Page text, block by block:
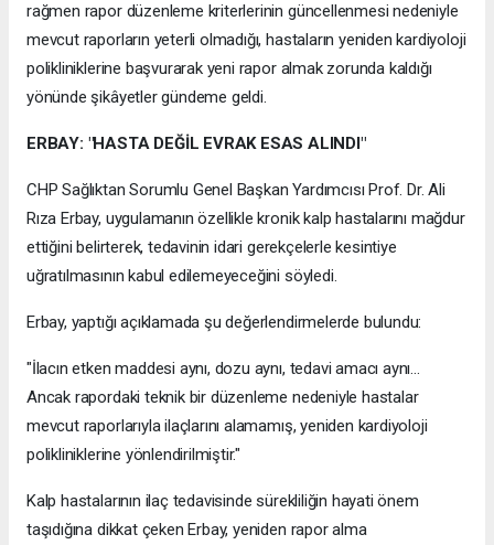
rağmen rapor düzenleme kriterlerinin güncellenmesi nedeniyle
mevcut raporların yeterli olmadığı, hastaların yeniden kardiyoloji
polikliniklerine başvurarak yeni rapor almak zorunda kaldığı
yönünde şikâyetler gündeme geldi.
ERBAY: "HASTA DEĞİL EVRAK ESAS ALINDI"
CHP Sağlıktan Sorumlu Genel Başkan Yardımcısı Prof. Dr. Ali
Rıza Erbay, uygulamanın özellikle kronik kalp hastalarını mağdur
ettiğini belirterek, tedavinin idari gerekçelerle kesintiye
uğratılmasının kabul edilemeyeceğini söyledi.
Erbay, yaptığı açıklamada şu değerlendirmelerde bulundu:
"İlacın etken maddesi aynı, dozu aynı, tedavi amacı aynı...
Ancak rapordaki teknik bir düzenleme nedeniyle hastalar
mevcut raporlarıyla ilaçlarını alamamış, yeniden kardiyoloji
polikliniklerine yönlendirilmiştir."
Kalp hastalarının ilaç tedavisinde sürekliliğin hayati önem
taşıdığına dikkat çeken Erbay, yeniden rapor alma